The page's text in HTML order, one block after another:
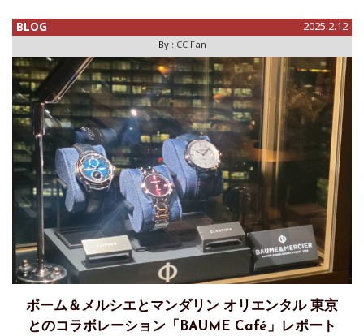
の一部で、機能が
BLOG 2025.2.12
By : CC Fan
ボーム＆メルシエとマンダリン オリエンタル 東京
とのコラボレーション「BAUME Café」レポート